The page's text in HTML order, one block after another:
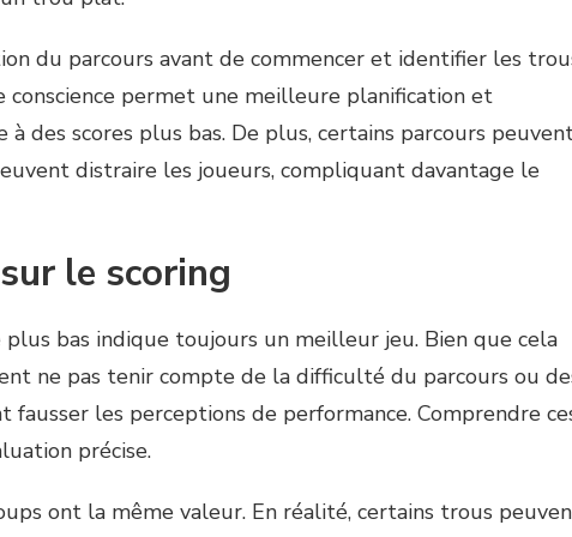
du parcours avant de commencer et identifier les
permet une meilleure planification et
des scores plus bas. De plus, certains parcours
distraire les joueurs, compliquant davantage le
le scoring
plus bas indique toujours un meilleur jeu. Bien que cela
ne pas tenir compte de la difficulté du parcours ou
les perceptions de performance. Comprendre
précise.
ont la même valeur. En réalité, certains trous